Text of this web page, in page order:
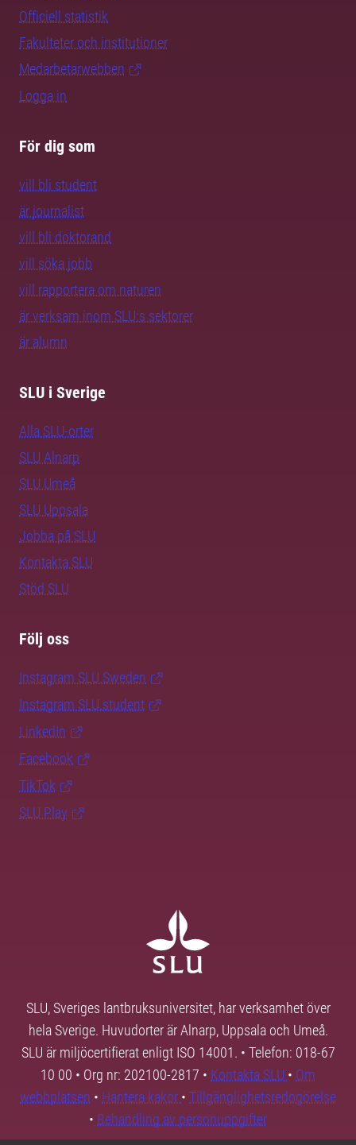
Officiell statistik
Fakulteter och institutioner
Medarbetarwebben
Logga in
För dig som
vill bli student
är journalist
vill bli doktorand
vill söka jobb
vill rapportera om naturen
är verksam inom SLU:s sektorer
är alumn
SLU i Sverige
Alla SLU-orter
SLU Alnarp
SLU Umeå
SLU Uppsala
Jobba på SLU
Kontakta SLU
Stöd SLU
Följ oss
Instagram SLU.Sweden
Instagram SLU.student
LinkedIn
Facebook
TikTok
SLU Play
SLU, Sveriges lantbruksuniversitet, har verksamhet över
hela Sverige. Huvudorter är Alnarp, Uppsala och Umeå.
SLU är miljöcertifierat enligt ISO 14001. • Telefon: 018-67
10 00 • Org nr: 202100-2817 • Kontakta SLU • Om
webbplatsen • Hantera kakor • Tillgänglighetsredogörelse
• Behandling av personuppgifter